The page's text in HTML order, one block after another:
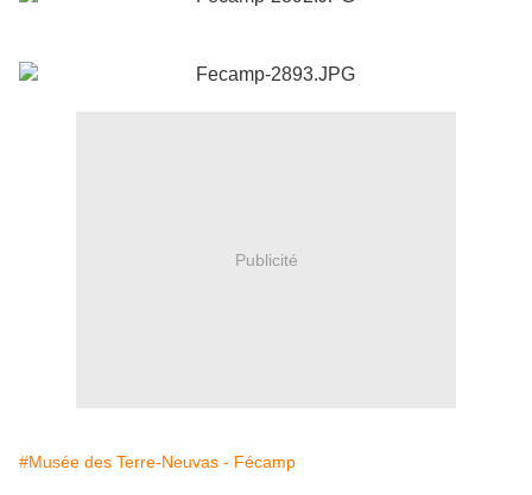
Publicité
#Musée des Terre-Neuvas - Fécamp